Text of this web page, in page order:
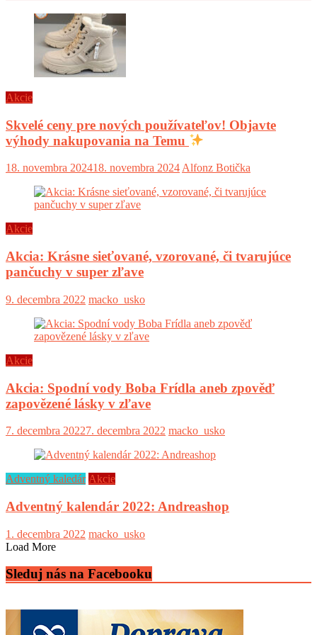
Akcie
Skvelé ceny pre nových používateľov! Objavte
výhody nakupovania na Temu
18. novembra 202418. novembra 2024 Alfonz Botička
Akcie
Akcia: Krásne sieťované, vzorované, či tvarujúce
pančuchy v super zľave
9. decembra 2022 macko_usko
Akcie
Akcia: Spodní vody Boba Frídla aneb zpověď
zapovězené lásky v zľave
7. decembra 20227. decembra 2022 macko_usko
Adventný kaledár Akcie
Adventný kalendár 2022: Andreashop
1. decembra 2022 macko_usko
Load More
Sleduj nás na Facebooku